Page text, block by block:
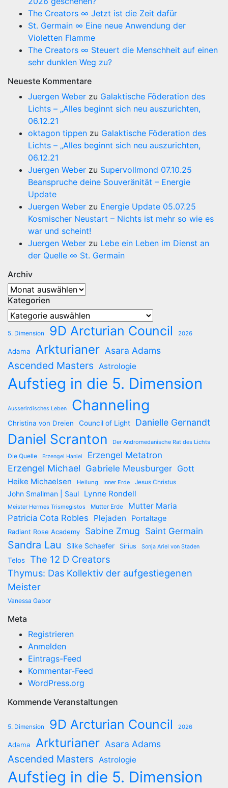
The Creators ∞ Jetzt ist die Zeit dafür
St. Germain ∞ Eine neue Anwendung der
Violetten Flamme
The Creators ∞ Steuert die Menschheit auf einen
sehr dunklen Weg zu?
Neueste Kommentare
Juergen Weber zu Galaktische Föderation des
Lichts – „Alles beginnt sich neu auszurichten,
06.12.21
oktagon tippen zu Galaktische Föderation des
Lichts – „Alles beginnt sich neu auszurichten,
06.12.21
Juergen Weber zu Supervollmond 07.10.25
Beanspruche deine Souveränität – Energie
Update
Juergen Weber zu Energie Update 05.07.25
Kosmischer Neustart – Nichts ist mehr so wie es
war und scheint!
Juergen Weber zu Lebe ein Leben im Dienst an
der Quelle ∞ St. Germain
Archiv
Archiv
Kategorien
Kategorien
5. Dimension 9D Arcturian Council 2026
Adama Arkturianer Asara Adams
Ascended Masters Astrologie
Aufstieg in die 5. Dimension
Ausserirdisches Leben Channeling
Christina von Dreien Council of Light Danielle Gernandt
Daniel Scranton Der Andromedanische Rat des Lichts
Die Quelle Erzengel Haniel Erzengel Metatron
Erzengel Michael Gabriele Meusburger Gott
Heike Michaelsen Heilung Inner Erde Jesus Christus
John Smallman | Saul Lynne Rondell
Meister Hermes Trismegistos Mutter Erde Mutter Maria
Patricia Cota Robles Plejaden Portaltage
Radiant Rose Academy Sabine Zmug Saint Germain
Sandra Lau Silke Schaefer Sirius Sonja Ariel von Staden
Telos
The 12 D Creators
Thymus: Das Kollektiv der aufgestiegenen
Meister
Vanessa Gabor
Meta
Registrieren
Anmelden
Eintrags-Feed
Kommentar-Feed
WordPress.org
Kommende Veranstaltungen
5. Dimension 9D Arcturian Council 2026
Adama Arkturianer Asara Adams
Ascended Masters Astrologie
Aufstieg in die 5. Dimension